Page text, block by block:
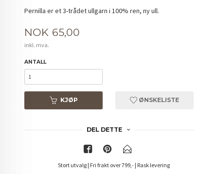
Pernilla er et 3-trådet ullgarn i 100% ren, ny ull.
Pris
NOK 65,00
inkl. mva.
ANTALL
KJØP ØNSKELISTE
DEL DETTE
Stort utvalg | Fri frakt over 799,- | Rask levering